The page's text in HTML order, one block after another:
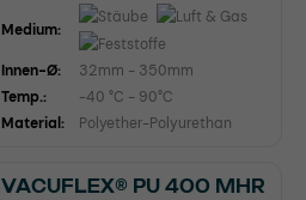
Medium:
Innen-Ø:
32mm - 350mm
Temp.:
-40 °C - 90°C
Material:
Polyether-Polyurethan
VACUFLEX® PU 400 MHR